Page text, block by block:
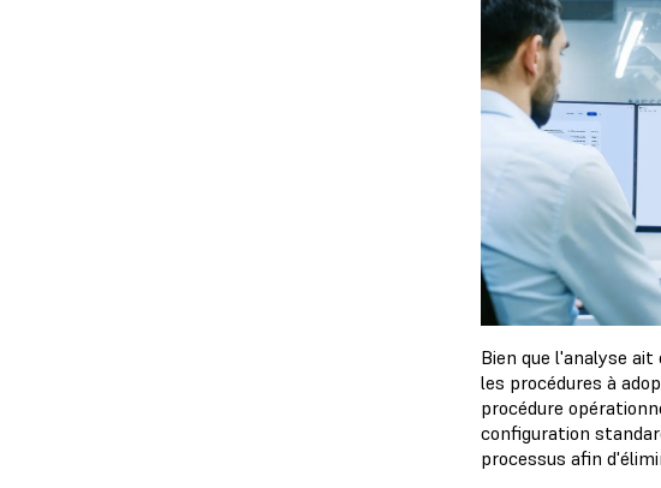
Bien que l'analyse
les procédures à
procédure
configuration
processus afin